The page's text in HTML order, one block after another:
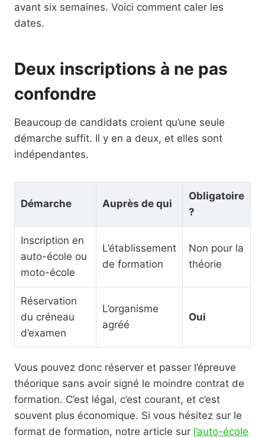
avant six semaines. Voici comment caler les
dates.
Deux inscriptions à ne pas
confondre
Beaucoup de candidats croient qu’une seule
démarche suffit. Il y en a deux, et elles sont
indépendantes.
Démarche Auprès de qui
Obligatoire
?
Inscription en
auto-école ou
moto-école
L’établissement
de formation
Non pour la
théorie
Réservation
du créneau
d’examen
L’organisme
agréé
Oui
Vous pouvez donc réserver et passer l’épreuve
théorique sans avoir signé le moindre contrat de
formation. C’est légal, c’est courant, et c’est
souvent plus économique. Si vous hésitez sur le
format de formation, notre article sur l’auto-école